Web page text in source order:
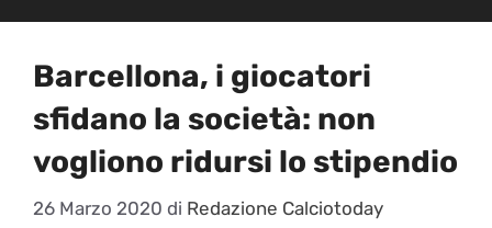
Barcellona, i giocatori
sfidano la società: non
vogliono ridursi lo stipendio
26 Marzo 2020 di Redazione Calciotoday